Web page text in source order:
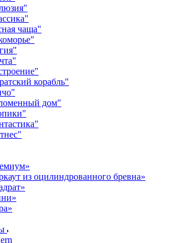
чаща"
корабль"
дом"
из оцилиндрованного бревна»